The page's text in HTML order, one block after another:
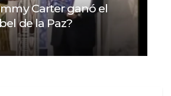
Carter ganó el
de la Paz?